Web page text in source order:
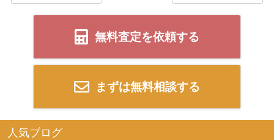
無料査定を依頼する
まずは無料相談する
人気ブログ